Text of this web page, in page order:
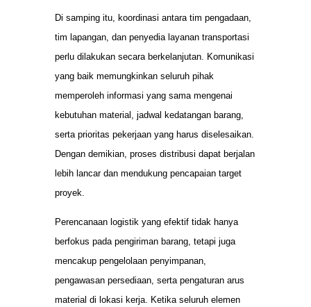
Di samping itu, koordinasi antara tim pengadaan,
tim lapangan, dan penyedia layanan transportasi
perlu dilakukan secara berkelanjutan. Komunikasi
yang baik memungkinkan seluruh pihak
memperoleh informasi yang sama mengenai
kebutuhan material, jadwal kedatangan barang,
serta prioritas pekerjaan yang harus diselesaikan.
Dengan demikian, proses distribusi dapat berjalan
lebih lancar dan mendukung pencapaian target
proyek.
Perencanaan logistik yang efektif tidak hanya
berfokus pada pengiriman barang, tetapi juga
mencakup pengelolaan penyimpanan,
pengawasan persediaan, serta pengaturan arus
material di lokasi kerja. Ketika seluruh elemen